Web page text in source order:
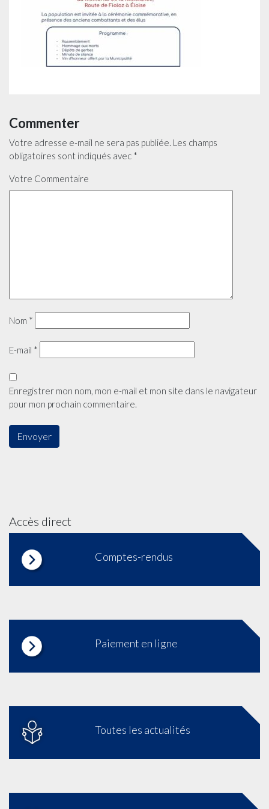
Commenter
Votre adresse e-mail ne sera pas publiée. Les champs
obligatoires sont indiqués avec *
Votre Commentaire
Nom *
E-mail *
Enregistrer mon nom, mon e-mail et mon site dans le navigateur
pour mon prochain commentaire.
Accès direct
Comptes-rendus
Paiement en ligne
Toutes les actualités